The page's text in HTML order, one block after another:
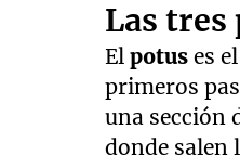
Las tres
El potuses
primeros
una sección
donde salen